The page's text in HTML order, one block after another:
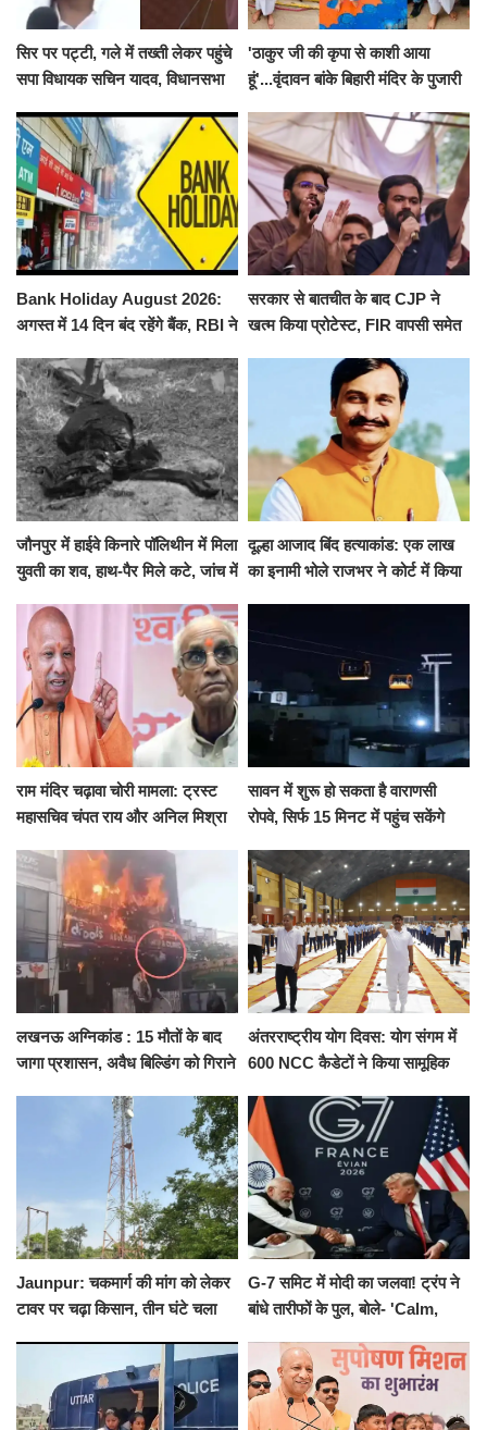
सिर पर पट्टी, गले में तख्ती लेकर पहुंचे
सपा विधायक सचिन यादव, विधानसभा
निलंबित
'ठाकुर जी की कृपा से काशी आया
हूं'...वृंदावन बांके बिहारी मंदिर के पुजारी
जलाभिषेक
Bank Holiday August 2026:
अगस्त में 14 दिन बंद रहेंगे बैंक, RBI ने
सरकार से बातचीत के बाद CJP ने
खत्म किया प्रोटेस्ट, FIR वापसी समेत
जौनपुर में हाईवे किनारे पॉलिथीन में मिला
युवती का शव, हाथ-पैर मिले कटे, जांच में
दूल्हा आजाद बिंद हत्याकांड: एक लाख
का इनामी भोले राजभर ने कोर्ट में किया
राम मंदिर चढ़ावा चोरी मामला: ट्रस्ट
महासचिव चंपत राय और अनिल मिश्रा
को नहीं...
सावन में शुरू हो सकता है वाराणसी
रोपवे, सिर्फ 15 मिनट में पहुंच सकेंगे
किराया
लखनऊ अग्निकांड : 15 मौतों के बाद
जागा प्रशासन, अवैध बिल्डिंग को गिराने
अंतरराष्ट्रीय योग दिवस: योग संगम में
600 NCC कैडेटों ने किया सामूहिक
संकल्प
Jaunpur: चकमार्ग की मांग को लेकर
टावर पर चढ़ा किसान, तीन घंटे चला
G-7 समिट में मोदी का जलवा! ट्रंप ने
बांधे तारीफों के पुल, बोले- 'Calm,